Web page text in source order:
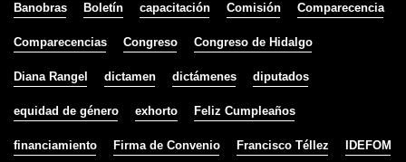
Banobras Boletín capacitación Comisión Comparecencia
Comparecencias Congreso Congreso de Hidalgo
Diana Rangel dictamen dictámenes diputados
equidad de género exhorto Feliz Cumpleaños
financiamiento Firma de Convenio Francisco Téllez IDEFOM